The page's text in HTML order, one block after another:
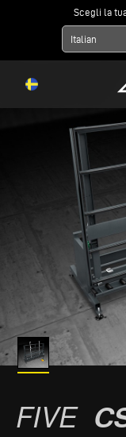
Scegli la
Italian
FIVE